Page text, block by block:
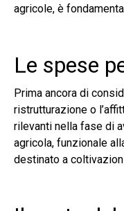
agricole, è
Le spese
Prima ancora di
ristrutturazione o
rilevanti nella fase di
agricola, funzionale
destinato a